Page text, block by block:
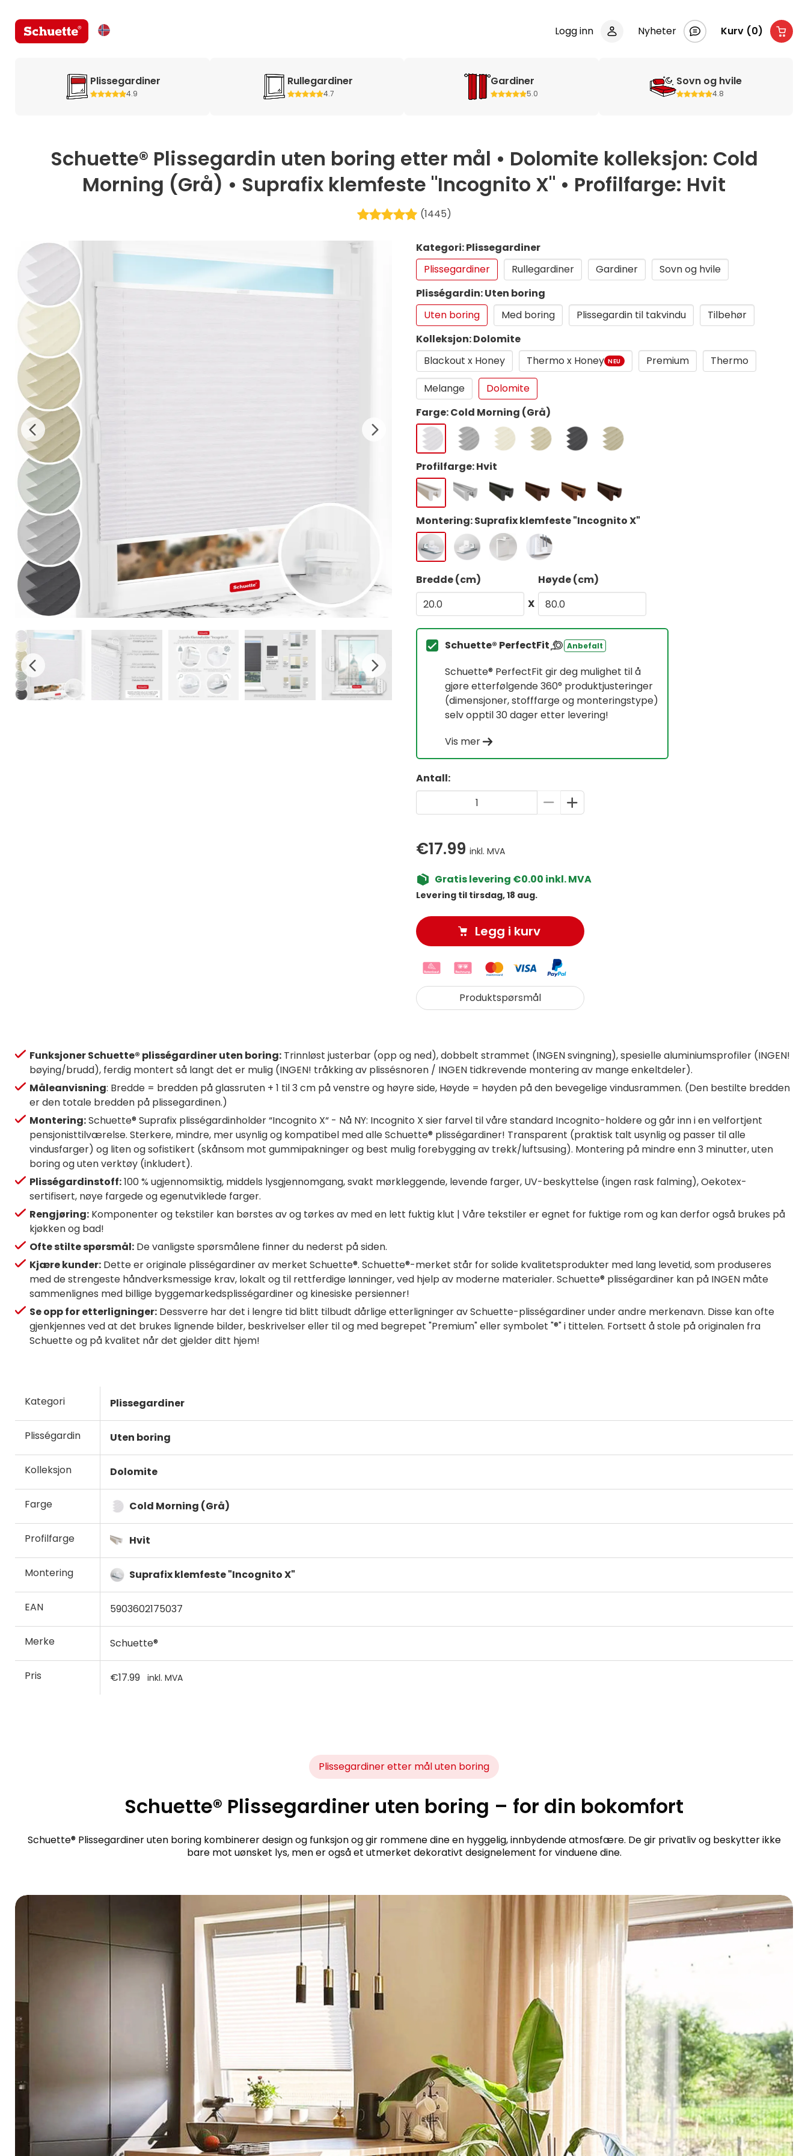
Logg inn Nyheter Kurv (0)
Plissegardiner
4.9
Rullegardiner
4.7
Gardiner
5.0
Sovn og hvile
4.8
Schuette® Plissegardin uten boring etter mål • Dolomite kolleksjon: Cold
Morning (Grå) • Suprafix klemfeste "Incognito X" • Profilfarge: Hvit
(1445)
Kategori: Plissegardiner
Plissegardiner
Rullegardiner Gardiner
Sovn og hvile
Plisségardin: Uten boring
Uten boring
Med boring Plissegardin til takvindu
Tilbehør
Kolleksjon: Dolomite
Blackout x Honey
Thermo x Honey NEU Premium
Thermo
Melange
Dolomite
Farge: Cold Morning (Grå)
Profilfarge: Hvit
Montering: Suprafix klemfeste "Incognito X"
Bredde (cm)
X
Høyde (cm)
Schuette® PerfectFit Anbefalt
Schuette® PerfectFit gir deg mulighet til å
gjøre etterfølgende 360° produktjusteringer
(dimensjoner, stofffarge og monteringstype)
selv opptil 30 dager etter levering!
Vis mer
Antall:
€17.99 inkl. MVA
Gratis levering €0.00 inkl. MVA
Levering til tirsdag, 18 aug.
Legg i kurv
Produktspørsmål
Funksjoner Schuette® plisségardiner uten boring: Trinnløst justerbar (opp og ned), dobbelt strammet (INGEN svingning), spesielle aluminiumsprofiler (INGEN!
bøying/brudd), ferdig montert så langt det er mulig (INGEN! tråkking av plissésnoren / INGEN tidkrevende montering av mange enkeltdeler).
Måleanvisning: Bredde = bredden på glassruten + 1 til 3 cm på venstre og høyre side, Høyde = høyden på den bevegelige vindusrammen. (Den bestilte bredden
er den totale bredden på plissegardinen.)
Montering:Schuette® Suprafix plisségardinholder “Incognito X“ - Nå NY: Incognito X sier farvel til våre standard Incognito-holdere og går inn i en velfortjent
pensjonisttilværelse. Sterkere, mindre, mer usynlig og kompatibel med alle Schuette® plisségardiner! Transparent (praktisk talt usynlig og passer til alle
vindusfarger) og liten og sofistikert (skånsom mot gummipakninger og best mulig forebygging av trekk/luftsusing). Montering på mindre enn 3 minutter, uten
boring og uten verktøy (inkludert).
Plisségardinstoff:100 % ugjennomsiktig, middels lysgjennomgang, svakt mørkleggende, levende farger, UV-beskyttelse (ingen rask falming), Oekotex-
sertifisert, nøye fargede og egenutviklede farger.
Rengjøring: Komponenter og tekstiler kan børstes av og tørkes av med en lett fuktig klut | Våre tekstiler er egnet for fuktige rom og kan derfor også brukes på
kjøkken og bad!
Ofte stilte spørsmål: De vanligste spørsmålene finner du nederst på siden.
Kjære kunder: Dette er originale plisségardiner av merket Schuette®. Schuette®-merket står for solide kvalitetsprodukter med lang levetid, som produseres
med de strengeste håndverksmessige krav, lokalt og til rettferdige lønninger, ved hjelp av moderne materialer. Schuette® plisségardiner kan på INGEN måte
sammenlignes med billige byggemarkedsplisségardiner og kinesiske persienner!
Se opp for etterligninger: Dessverre har det i lengre tid blitt tilbudt dårlige etterligninger av Schuette-plisségardiner under andre merkenavn. Disse kan ofte
gjenkjennes ved at det brukes lignende bilder, beskrivelser eller til og med begrepet "Premium" eller symbolet "®" i tittelen. Fortsett å stole på originalen fra
Schuette og på kvalitet når det gjelder ditt hjem!
Kategori Plissegardiner
Plisségardin Uten boring
Kolleksjon Dolomite
Farge Cold Morning (Grå)
Profilfarge Hvit
Montering Suprafix klemfeste "Incognito X"
EAN 5903602175037
Merke Schuette®
Pris €17.99 inkl. MVA
Plissegardiner etter mål uten boring
Schuette® Plissegardiner uten boring – for din bokomfort
Schuette® Plissegardiner uten boring kombinerer design og funksjon og gir rommene dine en hyggelig, innbydende atmosfære. De gir privatliv og beskytter ikke
bare mot uønsket lys, men er også et utmerket dekorativt designelement for vinduene dine.